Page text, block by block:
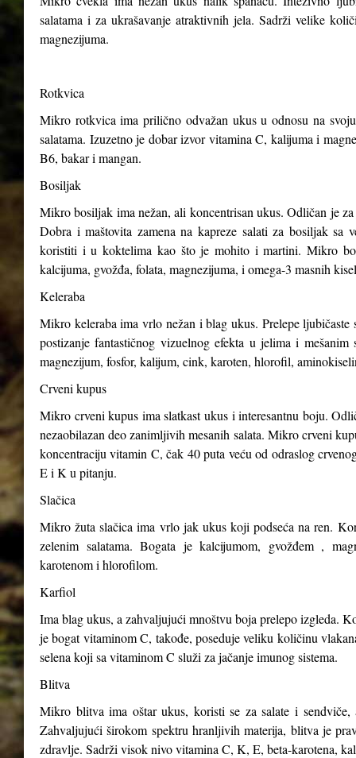
salatama i za ukrašavanje atraktivnih jela. Sadrži velike
magnezijuma.
Rotkvica
Mikro rotkvica ima prilično odvažan ukus u odnosu na
salatama. Izuzetno je dobar izvor vitamina C, kalijuma i
B6, bakar i mangan.
Bosiljak
Mikro bosiljak ima nežan, ali koncentrisan ukus. Odličan je
Dobra i maštovita zamena na kapreze salati za bosiljak
koristiti i u koktelima kao što je mohito i martini. Mikro
kalcijuma, gvožđa, folata, magnezijuma, i omega-3 masnih
Keleraba
Mikro keleraba ima vrlo nežan i blag ukus. Prelepe
postizanje fantastičnog vizuelnog efekta u jelima i
magnezijum, fosfor, kalijum, cink, karoten, hlorofil,
Crveni kupus
Mikro crveni kupus ima slatkast ukus i interesantnu boju.
nezaobilazan deo zanimljivih mesanih salata. Mikro crveni
koncentraciju vitamin C, čak 40 puta veću od odraslog
E i K u pitanju.
Slačica
Mikro žuta slačica ima vrlo jak ukus koji podseća na ren.
zelenim salatama. Bogata je kalcijumom, gvožđem ,
karotenom i hlorofilom.
Karfiol
Ima blag ukus, a zahvaljujući mnoštvu boja prelepo izgleda.
je bogat vitaminom C, takođe, poseduje veliku količinu
selena koji sa vitaminom C služi za jačanje imunog sistema.
Blitva
Mikro blitva ima oštar ukus, koristi se za salate i
Zahvaljujući širokom spektru hranljivih materija, blitva je
zdravlje. Sadrži visok nivo vitamina C, K, E, beta-karotena,